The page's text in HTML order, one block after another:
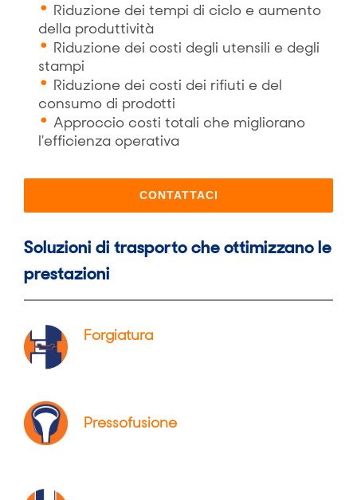
Riduzione dei tempi di ciclo e aumento
della produttività
Riduzione dei costi degli utensili e degli
stampi
Riduzione dei costi dei rifiuti e del
consumo di prodotti
Approccio costi totali che migliorano
l'efficienza operativa
CONTATTACI
Soluzioni di trasporto che ottimizzano le
prestazioni
Forgiatura
Pressofusione